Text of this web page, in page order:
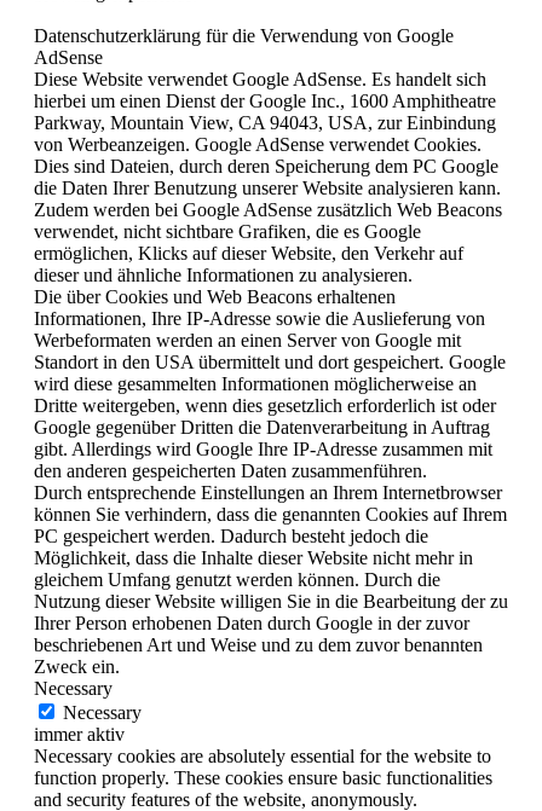
Datenschutzerklärung für die Verwendung von Google
AdSense
Diese Website verwendet Google AdSense. Es handelt sich
hierbei um einen Dienst der Google Inc., 1600 Amphitheatre
Parkway, Mountain View, CA 94043, USA, zur Einbindung
von Werbeanzeigen. Google AdSense verwendet Cookies.
Dies sind Dateien, durch deren Speicherung dem PC Google
die Daten Ihrer Benutzung unserer Website analysieren kann.
Zudem werden bei Google AdSense zusätzlich Web Beacons
verwendet, nicht sichtbare Grafiken, die es Google
ermöglichen, Klicks auf dieser Website, den Verkehr auf
dieser und ähnliche Informationen zu analysieren.
Die über Cookies und Web Beacons erhaltenen
Informationen, Ihre IP-Adresse sowie die Auslieferung von
Werbeformaten werden an einen Server von Google mit
Standort in den USA übermittelt und dort gespeichert. Google
wird diese gesammelten Informationen möglicherweise an
Dritte weitergeben, wenn dies gesetzlich erforderlich ist oder
Google gegenüber Dritten die Datenverarbeitung in Auftrag
gibt. Allerdings wird Google Ihre IP-Adresse zusammen mit
den anderen gespeicherten Daten zusammenführen.
Durch entsprechende Einstellungen an Ihrem Internetbrowser
können Sie verhindern, dass die genannten Cookies auf Ihrem
PC gespeichert werden. Dadurch besteht jedoch die
Möglichkeit, dass die Inhalte dieser Website nicht mehr in
gleichem Umfang genutzt werden können. Durch die
Nutzung dieser Website willigen Sie in die Bearbeitung der zu
Ihrer Person erhobenen Daten durch Google in der zuvor
beschriebenen Art und Weise und zu dem zuvor benannten
Zweck ein.
Necessary
Necessary
immer aktiv
Necessary cookies are absolutely essential for the website to
function properly. These cookies ensure basic functionalities
and security features of the website, anonymously.